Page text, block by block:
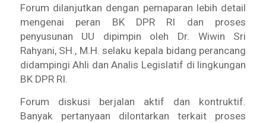
Forum dilanjutkan dengan pemaparan lebih detail
mengenai peran BK DPR RI dan proses
penyusunan UU dipimpin oleh Dr. Wiwin Sri
Rahyani, SH., M.H. selaku kepala bidang perancang
didampingi Ahli dan Analis Legislatif di lingkungan
BK DPR RI.
Forum diskusi berjalan aktif dan kontruktif.
Banyak pertanyaan dilontarkan terkait proses